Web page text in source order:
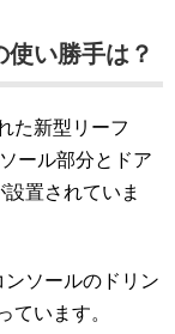
い勝手は？
た新型リーフ
ール部分とドア
置されていま
ソールのドリン
ています。